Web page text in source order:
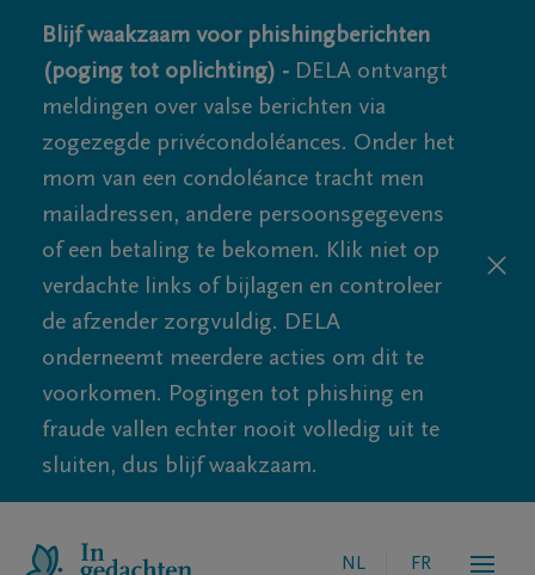
Blijf waakzaam voor phishingberichten
(poging tot oplichting) - DELA ontvangt
meldingen over valse berichten via
zogezegde privécondoléances. Onder het
mom van een condoléance tracht men
mailadressen, andere persoonsgegevens
of een betaling te bekomen. Klik niet op
verdachte links of bijlagen en controleer
de afzender zorgvuldig. DELA
onderneemt meerdere acties om dit te
voorkomen. Pogingen tot phishing en
fraude vallen echter nooit volledig uit te
sluiten, dus blijf waakzaam.
NL FR